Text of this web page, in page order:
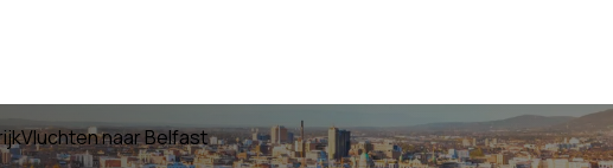
Vluchten naar Belfast